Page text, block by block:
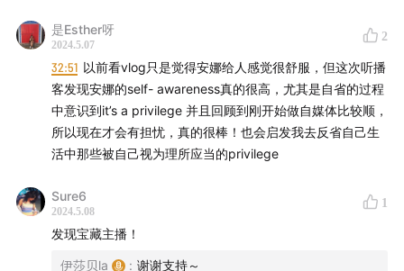
的博主吗？
“高处”不胜寒，百万博主还有朋友吗？
视频是可以传递能量的，安娜也希望向粉丝传递正
向能量
55:25 人人都想做自媒体，听听安娜的建议吧
1:00:05“英年早婚”，为什么是 Lubia？婚姻是一种相互交
是Esther呀
2024.5.07
2
32:51 以前看vlog只是觉得安娜给人感觉很舒服，但这次听播
客发现安娜的self- awareness真的很高，尤其是自省的过程
中意识到it’s a privilege 并且回顾到刚开始做自媒体比较顺，
所以现在才会有担忧，真的很棒！也会启发我去反省自己生
活中那些被自己视为理所应当的privilege
Sure6
2024.5.08
1
发现宝藏主播！
伊莎贝la : 谢谢支持～